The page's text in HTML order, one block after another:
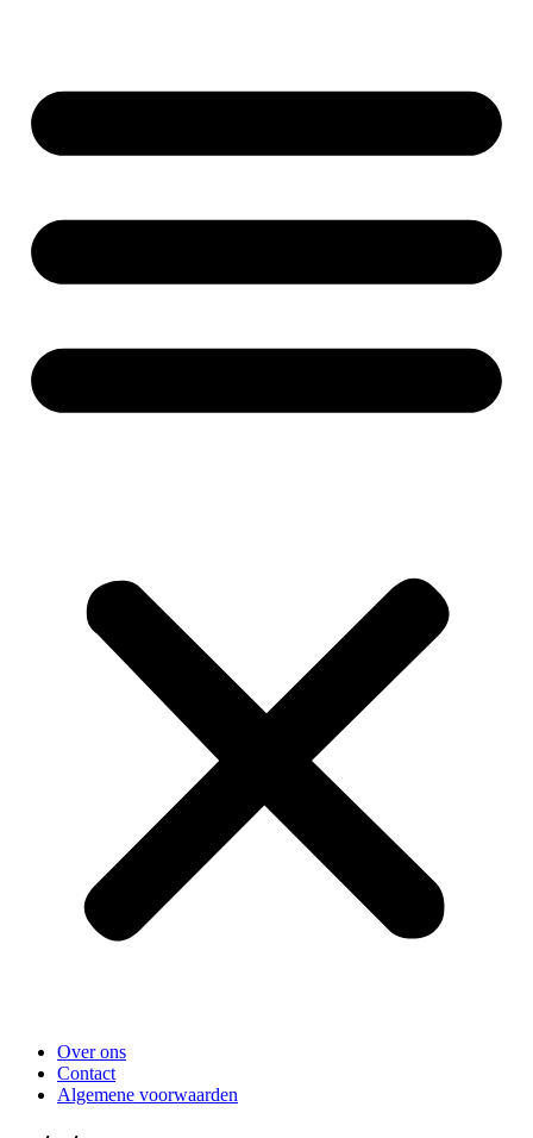
Over ons
Contact
Algemene voorwaarden